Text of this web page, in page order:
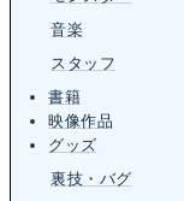
音楽
スタッフ
書籍
映像作品
グッズ
裏技・バグ